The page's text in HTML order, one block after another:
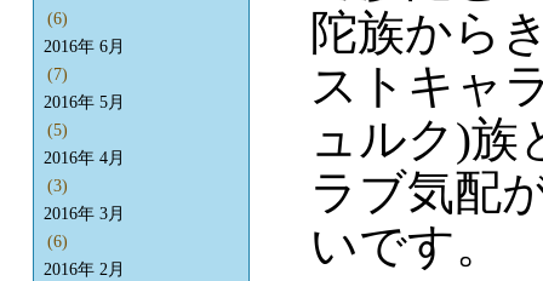
陀族から
ストキャ
ュルク)族
ラブ気配
いです。
(6)
2016年 6月
(7)
2016年 5月
(5)
2016年 4月
(3)
2016年 3月
(6)
2016年 2月